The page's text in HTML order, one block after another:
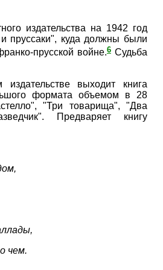
издательства на 1942 год
пруссаки", куда должны были
прусской войне.6 Судьба
выходит книга
формата объемом в 28
"Три товарища", "Два
Предваряет книгу
чем.